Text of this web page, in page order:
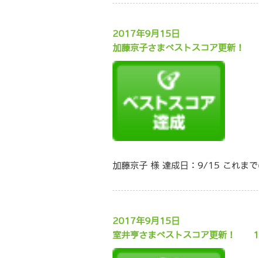
2017年9月15日
加藤京子さまベストスコア更新！
加藤京子 様 達成日：9/15 これまで
2017年9月15日
室井亨さまベストスコア更新！